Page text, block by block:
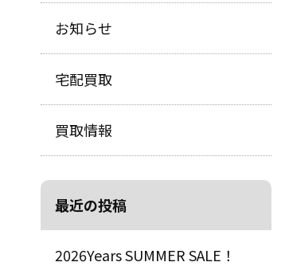
お知らせ
宅配買取
買取情報
最近の投稿
2026Years SUMMER SALE！